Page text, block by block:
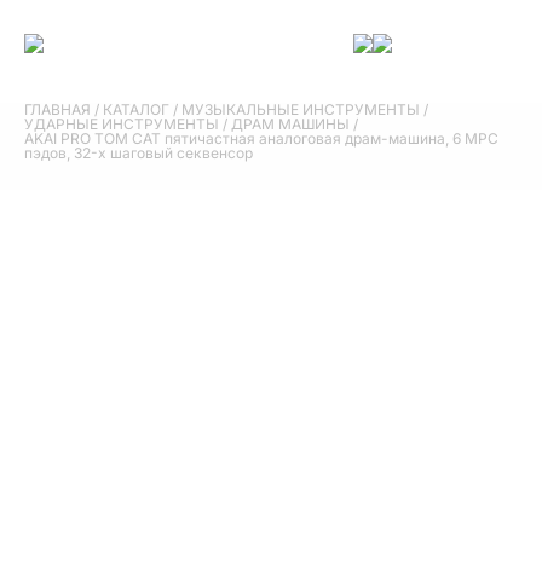
ГЛАВНАЯ / КАТАЛОГ / МУЗЫКАЛЬНЫЕ ИНСТРУМЕНТЫ /
УДАРНЫЕ ИНСТРУМЕНТЫ / ДРАМ МАШИНЫ /
AKAI PRO TOM CAT пятичастная аналоговая драм-машина, 6 MPC
пэдов, 32-х шаговый секвенсор